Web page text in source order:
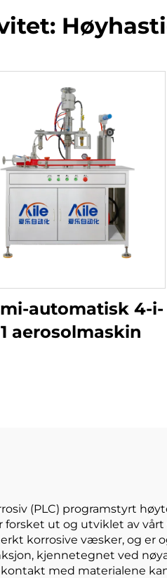
automatisk 4-i-
1 aerosolmaskin
(PLC) programstyrt
ut og utviklet av vårt
korrosive væsker, og er
kjennetegnet ved
med materialene